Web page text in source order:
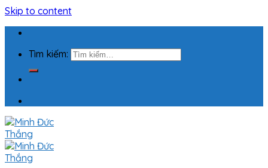
Skip to content
Tìm kiếm: